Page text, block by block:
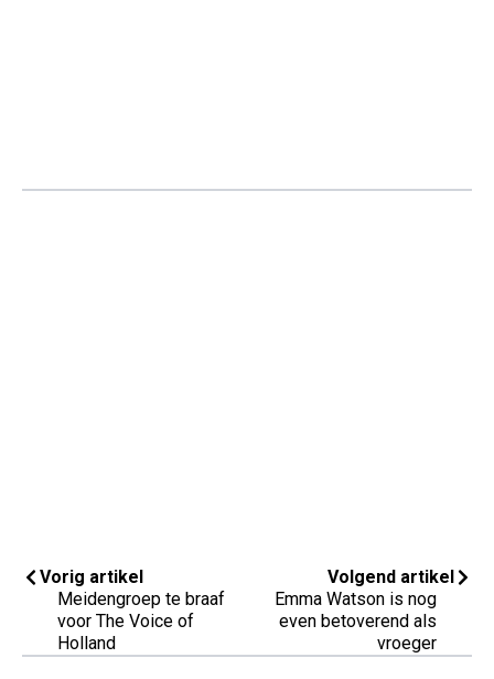
Vorig artikel
Meidengroep te braaf
voor The Voice of
Holland
Volgend artikel
Emma Watson is nog
even betoverend als
vroeger